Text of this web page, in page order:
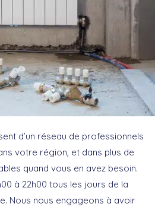
d’un réseau de professionnels
votre région, et dans plus de
quand vous en avez besoin.
à 22h00 tous les jours de la
Nous nous engageons à avoir